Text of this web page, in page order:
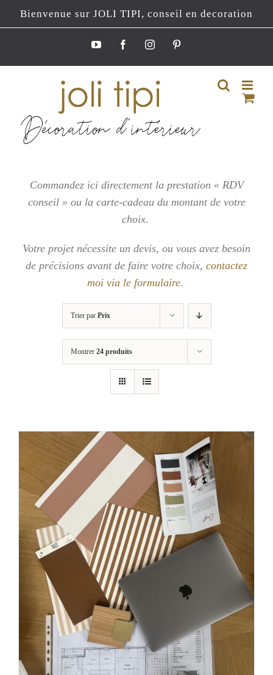
Passer
au
Bienvenue sur JOLI TIPI, conseil en decoration
YouTubeFacebookInstagramPinterest
Commandez ici directement la prestation « RDV
conseil » ou la carte-cadeau du montant de votre
choix.
Votre projet nécessite un devis, ou vous avez besoin
de précisions avant de faire votre choix, contactez
moi via le formulaire.
Trier par Prix
Montrer 24 produits